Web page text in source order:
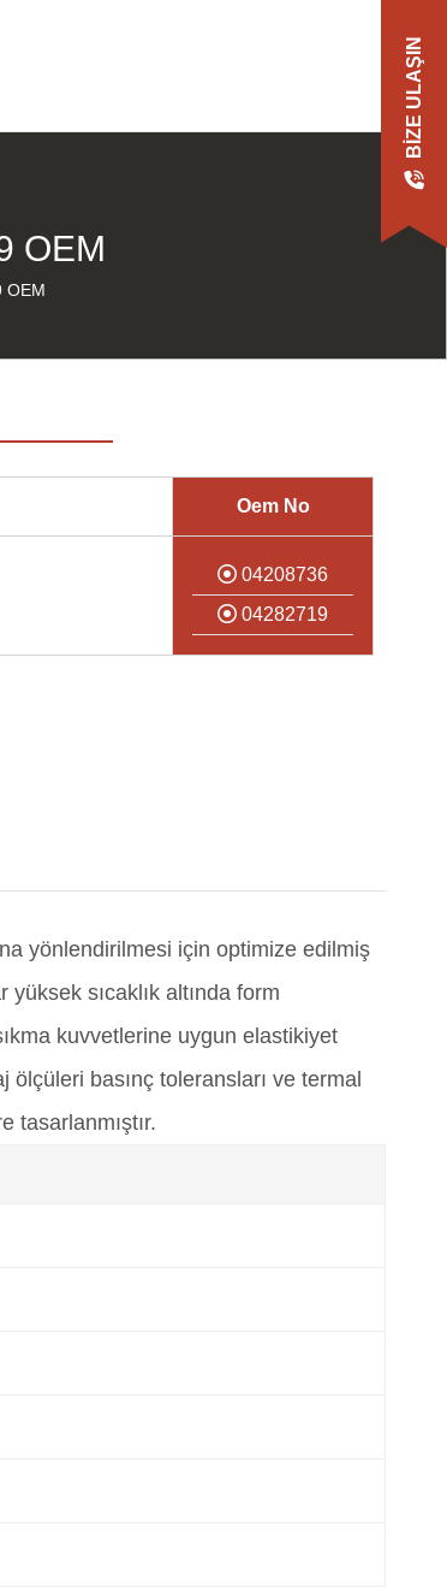
BIZE ULAŞIN
OEM
OEM
Oem No
04208736
04282719
yönlendirilmesi için optimize edilmiş
sıcaklık altında form
kuvvetlerine uygun elastikiyet
basınç toleransları ve termal
tasarlanmıştır.